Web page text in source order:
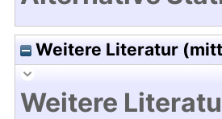
Weitere Literatur
Weitere